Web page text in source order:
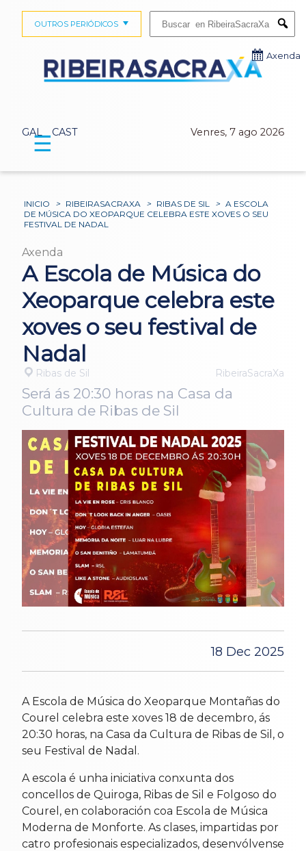
GAL CAST Venres, 7 ago 2026
OUTROS PERIÓDICOS
Axenda
☰
INICIO > RIBEIRASACRAXA > RIBAS DE SIL > A ESCOLA
DE MÚSICA DO XEOPARQUE CELEBRA ESTE XOVES O SEU
FESTIVAL DE NADAL
Axenda
A Escola de Música do
Xeoparque celebra este
xoves o seu festival de
Nadal
Ribas de Sil RibeiraSacraXa
Será ás 20:30 horas na Casa da
Cultura de Ribas de Sil
18 Dec 2025
A Escola de Música do Xeoparque Montañas do
Courel celebra este xoves 18 de decembro, ás
20:30 horas, na Casa da Cultura de Ribas de Sil, o
seu Festival de Nadal.
A escola é unha iniciativa conxunta dos
concellos de Quiroga, Ribas de Sil e Folgoso do
Courel, en colaboración coa Escola de Música
Moderna de Monforte. As clases, impartidas por
catro profesionais especializados, desenvólvense